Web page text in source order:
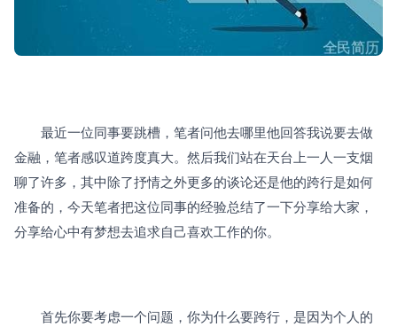
最近一位同事要跳槽，笔者问他去哪里他回答我说要去做
金融，笔者感叹道跨度真大。然后我们站在天台上一人一支烟
聊了许多，其中除了抒情之外更多的谈论还是他的跨行是如何
准备的，今天笔者把这位同事的经验总结了一下分享给大家，
分享给心中有梦想去追求自己喜欢工作的你。
首先你要考虑一个问题，你为什么要跨行，是因为个人的